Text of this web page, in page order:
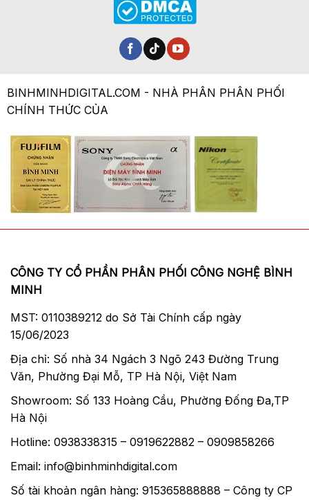
BINHMINHDIGITAL.COM - NHÀ PHÂN PHÂN PHỐI
CHÍNH THỨC CỦA
CÔNG TY CỔ PHẦN PHÂN PHỐI CÔNG NGHỆ BÌNH
MINH
MST: 0110389212 do Sở Tài Chính cấp ngày
15/06/2023
Địa chỉ: Số nhà 34 Ngách 3 Ngõ 243 Đường Trung
Văn, Phường Đại Mỗ, TP Hà Nội, Việt Nam
Showroom: Số 133 Hoàng Cầu, Phường Đống Đa,TP
Hà Nội
Hotline: 0938338315 – 0919622882 – 0909858266
Email: info@binhminhdigital.com
Số tài khoản ngân hàng: 915365888888 – Công ty CP